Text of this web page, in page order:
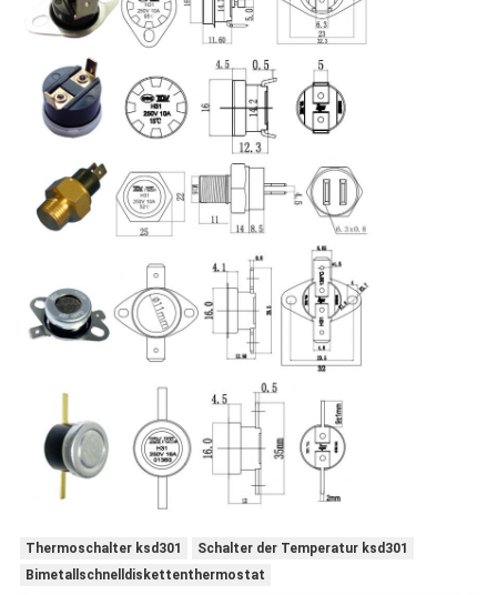
Thermoschalter ksd301
Schalter der Temperatur ksd301
Bimetallschnelldiskettenthermostat